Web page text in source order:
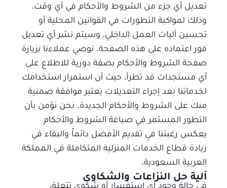
تعديل أي جزء من الشروط والأحكام في أي وقت،
وذلك لمواكبة التطورات في القوانين المحلية أو
تحسين آليات العمل الداخلي، وسيتم نشر أي تعديل
فور اعتماده على هذه الصفحة. نوصي عملاءنا بزيارة
صفحة الشروط والأحكام بصفة دورية للاطلاع على
أي مستجدات قد تطرأ، حيث أن استمرار استخدامك
لخدماتنا بعد إجراء التعديلات يعتبر موافقة ضمنية
منك على الشروط والأحكام الجديدة. نحن نؤمن بأن
التطور المستمر في صياغة الشروط والأحكام
يعكس رغبتنا في تقديم الأفضل دائماً والبقاء في
ريادة قطاع الخدمات المنزلية المتكاملة في المملكة
العربية السعودية.
آلية حل النزاعات والشكاوى
في حالة وجود أي استفسار أو شكوى تتعلق